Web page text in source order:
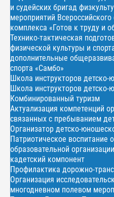
и судейских бригад
мероприятий
комплекса «Готов к труду и
Технико-тактическая
физической культуры и
дополнительные
спорта «Самбо»
Школа инструкторов детско-
Школа инструкторов детско-
Комбинированный туризм
Актуализация компетенций
связанных с пребыванием
Организатор детско-
Патриотическое воспитание
образовательной
кадетский компонент
Профилактика дорожно-
Организация
многодневном полевом